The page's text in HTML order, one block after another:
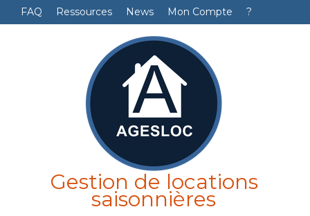
FAQ Ressources News Mon Compte ?
Gestion de locations
saisonnières